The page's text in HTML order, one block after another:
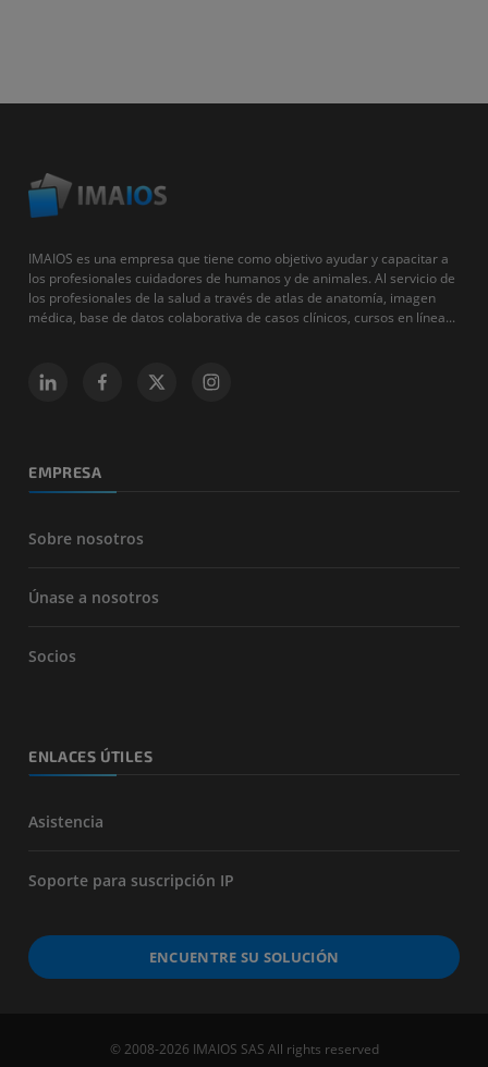
IMAIOS es una empresa que tiene como objetivo ayudar y capacitar a
los profesionales cuidadores de humanos y de animales. Al servicio de
los profesionales de la salud a través de atlas de anatomía, imagen
médica, base de datos colaborativa de casos clínicos, cursos en línea...
EMPRESA
Sobre nosotros
Únase a nosotros
Socios
ENLACES ÚTILES
Asistencia
Soporte para suscripción IP
ENCUENTRE SU SOLUCIÓN
© 2008-2026 IMAIOS SAS All rights reserved